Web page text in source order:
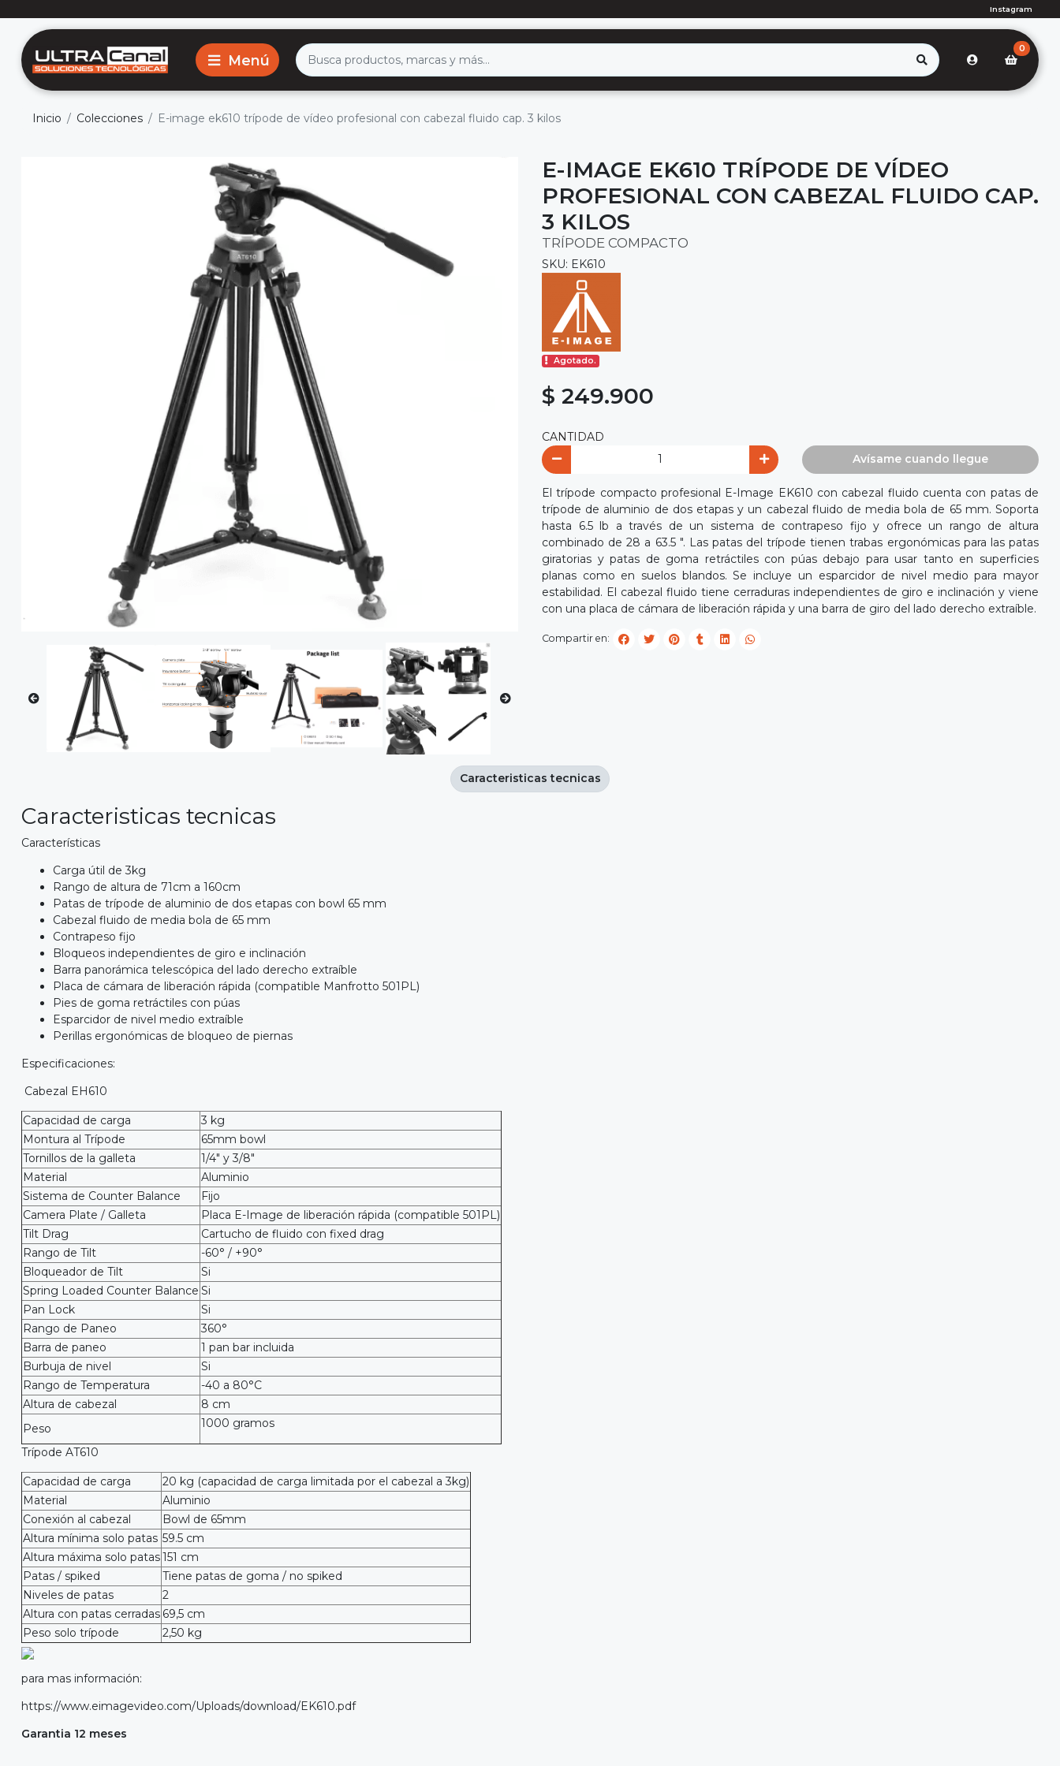
Instagram
0
Inicio Colecciones E-image ek610 trípode de vídeo profesional con cabezal fluido cap. 3 kilos
E-IMAGE EK610 TRÍPODE DE VÍDEO
PROFESIONAL CON CABEZAL FLUIDO CAP.
3 KILOS
TRÍPODE COMPACTO
SKU: EK610
Agotado.
$ 249.900
CANTIDAD
Avísame cuando llegue
El trípode compacto profesional E-Image EK610 con cabezal fluido cuenta con patas de
trípode de aluminio de dos etapas y un cabezal fluido de media bola de 65 mm. Soporta
hasta 6.5 lb a través de un sistema de contrapeso fijo y ofrece un rango de altura
combinado de 28 a 63.5 ". Las patas del trípode tienen trabas ergonómicas para las patas
giratorias y patas de goma retráctiles con púas debajo para usar tanto en superficies
planas como en suelos blandos. Se incluye un esparcidor de nivel medio para mayor
estabilidad. El cabezal fluido tiene cerraduras independientes de giro e inclinación y viene
con una placa de cámara de liberación rápida y una barra de giro del lado derecho extraíble.
Compartir en:
Caracteristicas tecnicas
Características
Carga útil de 3kg
Rango de altura de 71cm a 160cm
Patas de trípode de aluminio de dos etapas con bowl 65 mm
Cabezal fluido de media bola de 65 mm
Contrapeso fijo
Bloqueos independientes de giro e inclinación
Barra panorámica telescópica del lado derecho extraíble
Placa de cámara de liberación rápida (compatible Manfrotto 501PL)
Pies de goma retráctiles con púas
Esparcidor de nivel medio extraíble
Perillas ergonómicas de bloqueo de piernas
Especificaciones:
Cabezal EH610
Capacidad de carga
3 kg
Montura al Trípode
65mm bowl
Tornillos de la galleta
1/4" y 3/8"
Material
Aluminio
Sistema de Counter Balance
Fijo
Camera Plate / Galleta
Placa E-Image de liberación rápida (compatible 501PL)
Tilt Drag
Cartucho de fluido con fixed drag
Rango de Tilt
-60° / +90°
Bloqueador de Tilt
Si
Spring Loaded Counter Balance Si
Pan Lock
Si
Rango de Paneo
360°
Barra de paneo
1 pan bar incluida
Burbuja de nivel
Si
Rango de Temperatura
-40 a 80°C
Altura de cabezal
8 cm
Peso
1000 gramos
Trípode AT610
Capacidad de carga
20 kg (capacidad de carga limitada por el cabezal a 3kg)
Material
Aluminio
Conexión al cabezal
Bowl de 65mm
Altura mínima solo patas 59.5 cm
Altura máxima solo patas151 cm
Patas / spiked
Tiene patas de goma / no spiked
Niveles de patas
2
Altura con patas cerradas 69,5 cm
Peso solo trípode
2,50 kg
para mas información:
https://www.eimagevideo.com/Uploads/download/EK610.pdf
Garantia 12 meses
Caracteristicas tecnicas